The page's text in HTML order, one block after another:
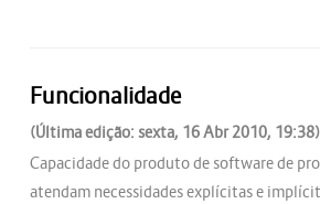
Funcionalidade
(Última edição: sexta, 16 Abr 2010, 19:38)
Capacidade do produto de software de
atendam necessidades explícitas e